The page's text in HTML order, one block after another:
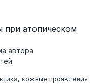
при атопическом
автора
кожные проявления